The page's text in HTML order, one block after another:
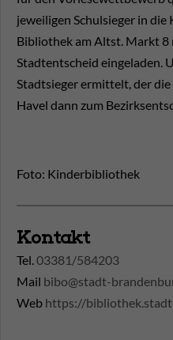
jeweiligen Schulsieger in
Bibliothek am Altst. Markt 8
Stadtentscheid eingeladen.
Stadtsieger ermittelt, der
Havel dann zum
Foto: Kinderbibliothek
Kontakt
Tel.03381/584203
Mail bibo@stadt-
Web https://